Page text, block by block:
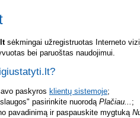
sėkmingai užregistruotas Interneto
bei paruoštas naudojimui.
paskyros klientų sistemoje;
pasirinkite nuorodą Plačiau... ;
pavadinimą ir paspauskite mygtuką